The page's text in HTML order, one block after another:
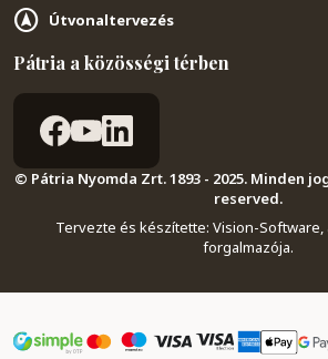
Útvonaltervezés
Pátria a közösségi térben
© Pátria Nyomda Zrt. 1893 - 2025. Minden
reserved.
Tervezte és készítette: Vision-Software,
forgalmazója.